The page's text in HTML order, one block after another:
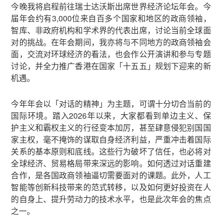
今晚我将启程前往瑞士达沃斯出席世界经济论坛年会。今
届年会约有3,000位来自百多个国家和地区的政商领袖，
智库、非政府机构和学术界的代表出席，讨论当前全球面
对的挑战。在年会期间，我亦将与不同地方的政商领袖会
面，交流对环球经济的看法，也会作公开演讲和参与专题
讨论，并全力推广香港在国家「十五五」规划下迎来的新
机遇。
今年年会以「对话的精神」为主题，可谓十分切合当前的
国际环境。踏入2026年以来，大家都看到单边主义、保
护主义和霸权主义的行径变本加厉，甚至肆意侵犯别国国
家主权，毫不掩饰的谋取自身经济利益，严重冲击着国际
关系的基本原则和底线。这些行为破坏了信任，也必将对
全球经济、贸易格局带来深远的影响。如何透过对话重建
合作，是各国政商领袖逼切需要面对的课题。此外，人工
智能等创新科技带来的范式转移，以及如何更好投资在人
的自身上、提升劳动力的技术水平，也是此次年会的焦点
之一。